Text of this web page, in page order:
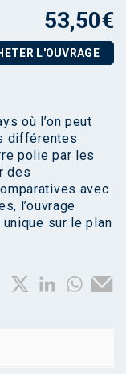
53,50€
L'OUVRAGE
où l’on peut
différentes
polie par les
des
avec
l’ouvrage
sur le plan